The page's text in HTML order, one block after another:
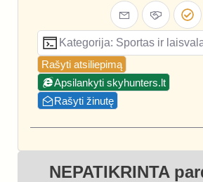
Kategorija: Sportas ir
Rašyti atsiliepimą
Apsilankyti skyhunters.lt
Rašyti žinutę
NEPATIKRINTA